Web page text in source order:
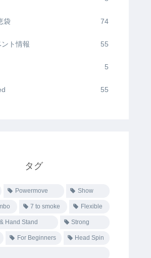
袋 74
ト情報 55
5
55
タグ
Powermove Show
7 to smoke Flexible
Hand Stand Strong
For Beginners Head Spin